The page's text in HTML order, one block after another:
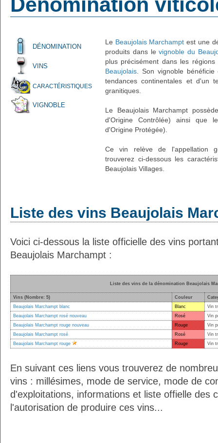
DÉNOMINATION
VINS
CARACTÉRISTIQUES
VIGNOBLE
Le Beaujolais Marchampt est une
produits dans levignoble du
plus précisément dans les
Beaujolais . Son vignoble
tendances continentales et d'un
granitiques.
Le Beaujolais Marchampt
d'Origine Contrôlée) ainsi que
d'Origine Protégée).
Ce vin relève de l'appellation
trouverez ci-dessous les
Beaujolais Villages.
Liste des vins Beaujolais
Voici ci-dessous la liste officielle des vins
Beaujolais Marchampt :
Liste des vins de la dénomination Beaujolais
Vins (Nombre: 5) Couleur
Beaujolais Marchampt blanc
Blanc
Vin
Beaujolais Marchampt rosé nouveau
Rosé
Vin
Beaujolais Marchampt rouge nouveau
Rouge
Vin
Beaujolais Marchampt rosé
Rosé
Vin
Beaujolais Marchampt rouge
Rouge Vin
En suivant ces liens vous trouverez de
vins : millésimes, mode de service, mode de
d'exploitations, informations et liste offielle des
l'autorisation de produire ces vins...